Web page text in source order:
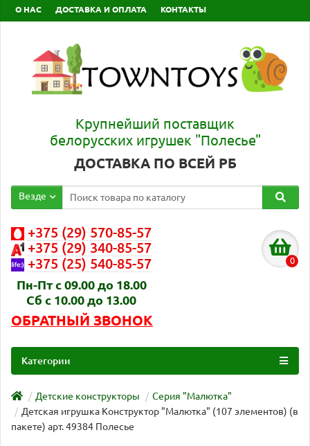
О НАС ДОСТАВКА И ОПЛАТА КОНТАКТЫ
Крупнейший поставщик
белорусских игрушек "Полесье"
ДОСТАВКА ПО ВСЕЙ РБ
Везде
+375 (29) 570-85-57
+375 (29) 340-85-57
+375 (25) 540-85-57
Пн-Пт с 09.00 до 18.00
Сб с 10.00 до 13.00
ОБРАТНЫЙ ЗВОНОК
0
Категории
Детские конструкторы
Серия "Малютка"
Детская игрушка Конструктор "Малютка" (107 элементов) (в
пакете) арт. 49384 Полесье